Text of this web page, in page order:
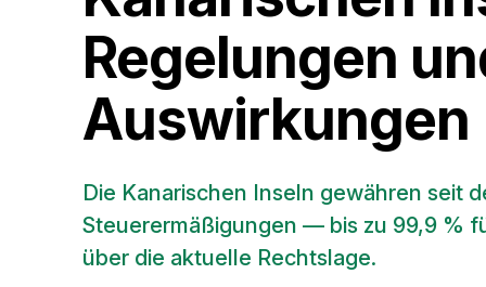
Regelungen
Auswirkungen
Die Kanarischen Inseln gewähren seit
Steuerermäßigungen — bis zu 99,9 %
über die aktuelle Rechtslage.